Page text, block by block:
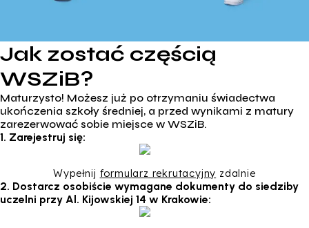
Jak zostać częścią
WSZiB?
Maturzysto! Możesz już po otrzymaniu świadectwa
ukończenia szkoły średniej, a przed wynikami z matury
zarezerwować sobie miejsce w WSZiB.
1. Zarejestruj się:
Wypełnij formularz rekrutacyjny zdalnie
2. Dostarcz osobiście wymagane dokumenty do siedziby
uczelni przy Al. Kijowskiej 14 w Krakowie: